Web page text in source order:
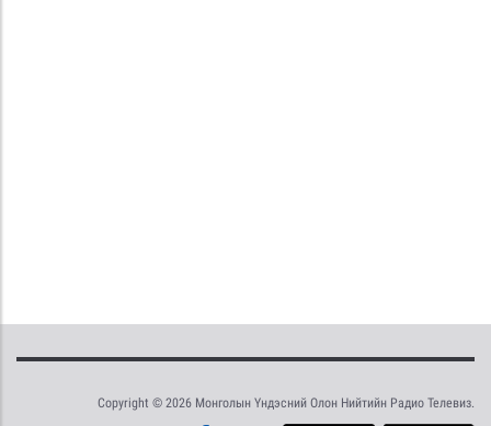
Copyright © 2026 Монголын Үндэсний Олон Нийтийн Радио Телевиз.